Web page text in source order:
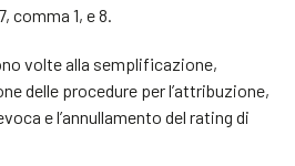
comma 1, e 8.
volte alla semplificazione,
delle procedure per l’attribuzione,
e l’annullamento del rating di